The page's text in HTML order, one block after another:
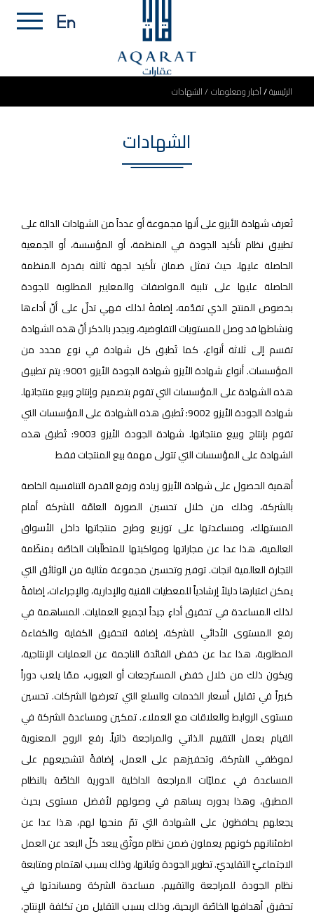
الرئيسية أخبار ومعلومات الشهادات
الشهادات
تُعرف شهادة الأيزو على أنها مجموعة أو عدداً من الشهادات الدالة على
تطبيق نظام تأكيد الجودة في المنظمة، أو المؤسسة، أو الجمعية
الحاصلة عليها، حيث تمثل ضمان تأكيد لجهة ثالثة بقدرة المنظمة
الحاصلة عليها على تلبية المواصفات والمعايير المطلوبة للجودة
بخصوص المنتج الذي تقدّمه، إضافةً لذلك فهي تدلّ على أنّ أداءها
ونشاطها قد وصل للمستويات التفاوضية، ويجدر بالذكر أنّ هذه الشهادة
تقسم إلى ثلاثة أنواع، كما تُطبق كل شهادة في نوع محدد من
المؤسسات. أنواع شهادة الأيزو شهادة الجودة الأيزو 9001: يتم تطبيق
هذه الشهادة على المؤسسات التي تقوم بتصميم وإنتاج وبيع منتجاتها.
شهادة الجودة الأيزو 9002: تُطبق هذه الشهادة على المؤسسات التي
تقوم بإنتاج وبيع منتجاتها. شهادة الجودة الأيزو 9003: تُطبق هذه
الشهادة على المؤسسات التي تتولى مهمة بيع المنتجات فقط
أهمية الحصول على شهادة الأيزو زيادة ورفع القدرة التنافسية الخاصة
بالشركة، وذلك من خلال تحسين الصورة العامّة للشركة أمام
المستهلك، ومساعدتها على توزيع وطرح منتجاتها داخل الأسواق
العالمية، هذا عدا عن مجاراتها ومواكبتها للمتطلّبات الخاصّة بمنظّمة
التجارة العالمية انجات. توفير وتحسين مجموعة مثالية من الوثائق التي
يمكن اعتبارها دليلاً إرشادياً للمعطيات الفنية والإدارية، والإجراءات، إضافةً
لذلك المساعدة في تحقيق أداءٍ جيداً لجميع العمليات. المساهمة في
رفع المستوى الأدائي للشركة، إضافة لتحقيق الكفاية والكفاءة
المطلوبة، هذا عدا عن خفض الفائدة الناجمة عن العمليات الإنتاجية،
ويكون ذلك من خلال خفض المسترجعات أو العيوب، ممّا يلعب دوراً
كبيراً في تقليل أسعار الخدمات والسلع التي تعرضها الشركات. تحسين
مستوى الروابط والعلاقات مع العملاء. تمكين ومساعدة الشركة في
القيام بعمل التقييم الذاتي والمراجعة ذاتياً. رفع الروح المعنوية
لموظفي الشركة، وتحفيزهم على العمل، إضافةً لتشجيعهم على
المساعدة في عمليّات المراجعة الداخلية الدورية الخاصّة بالنظام
المطبق، وهذا بدوره يساهم في وصولهم لأفضل مستوى بحيث
يجعلهم يحافظون على الشهادة التي تمّ منحها لهم، هذا عدا عن
اطمئنانهم كونهم يعملون ضمن نظام موثّق يبعد كلّ البعد عن العمل
الاجتماعيّ التقليديّ. تطوير الجودة وثباتها، وذلك بسبب اهتمام ومتابعة
نظام الجودة للمراجعة والتقييم. مساعدة الشركة ومساندتها في
تحقيق أهدافها الخاصّة الربحية، وذلك بسبب التقليل من تكلفة الإنتاج،